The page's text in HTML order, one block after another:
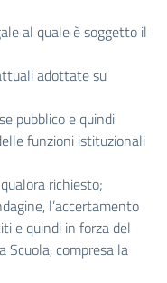
al quale è soggetto il
adottate su
pubblico e quindi
funzioni istituzionali
richiesto;
l’accertamento
e quindi in forza del
Scuola, compresa la